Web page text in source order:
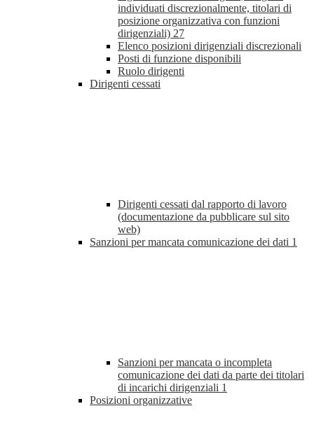
individuati discrezionalmente, titolari di
posizione organizzativa con funzioni
dirigenziali) 27
Elenco posizioni dirigenziali discrezionali
Posti di funzione disponibili
Ruolo dirigenti
Dirigenti cessati
Dirigenti cessati dal rapporto di lavoro
(documentazione da pubblicare sul sito
web)
Sanzioni per mancata comunicazione dei dati 1
Sanzioni per mancata o incompleta
comunicazione dei dati da parte dei titolari
di incarichi dirigenziali 1
Posizioni organizzative